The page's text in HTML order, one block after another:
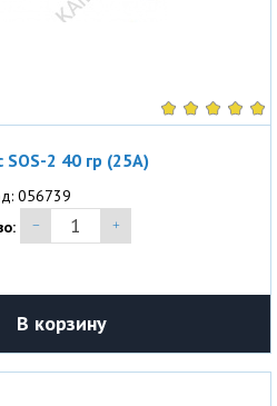
2 40 гр (25A)
056739
В корзину